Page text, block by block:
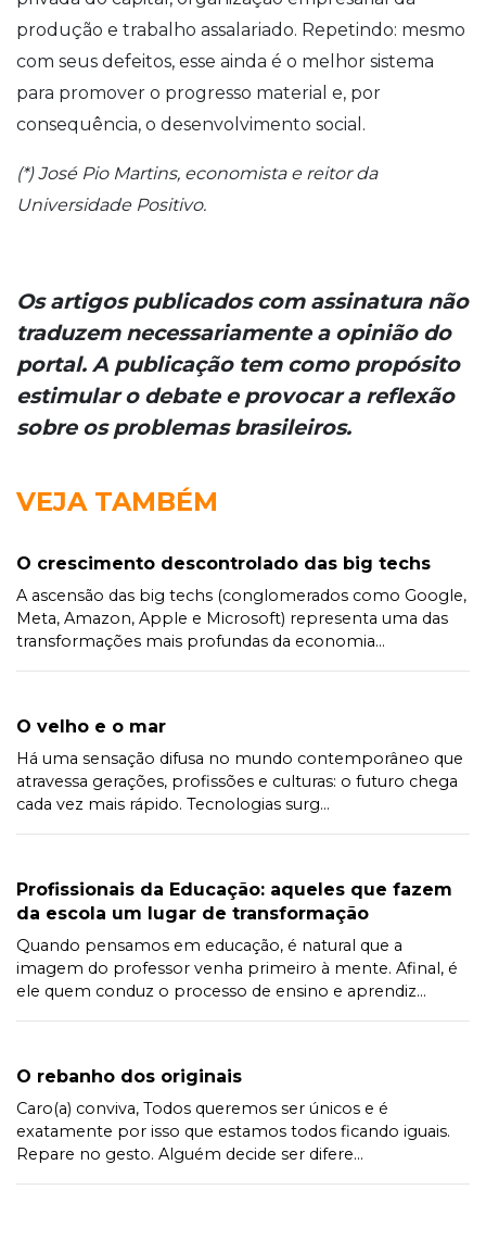
produção e trabalho assalariado. Repetindo: mesmo
com seus defeitos, esse ainda é o melhor sistema
para promover o progresso material e, por
consequência, o desenvolvimento social.
(*) José Pio Martins, economista e reitor da
Universidade Positivo.
Os artigos publicados com assinatura não
traduzem necessariamente a opinião do
portal. A publicação tem como propósito
estimular o debate e provocar a reflexão
sobre os problemas brasileiros.
VEJA TAMBÉM
O crescimento descontrolado das big techs
A ascensão das big techs (conglomerados como Google,
Meta, Amazon, Apple e Microsoft) representa uma das
transformações mais profundas da economia...
O velho e o mar
Há uma sensação difusa no mundo contemporâneo que
atravessa gerações, profissões e culturas: o futuro chega
cada vez mais rápido. Tecnologias surg...
Profissionais da Educação: aqueles que fazem
da escola um lugar de transformação
Quando pensamos em educação, é natural que a
imagem do professor venha primeiro à mente. Afinal, é
ele quem conduz o processo de ensino e aprendiz...
O rebanho dos originais
Caro(a) conviva, Todos queremos ser únicos e é
exatamente por isso que estamos todos ficando iguais.
Repare no gesto. Alguém decide ser difere...